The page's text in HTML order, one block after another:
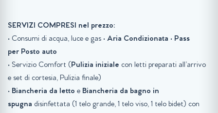
SERVIZI COMPRESI nel prezzo:
• Consumi di acqua, luce e gas • Aria Condizionata • Pass
per Posto auto
• Servizio Comfort (Pulizia iniziale con letti preparati all’arrivo
e set di cortesia, Pulizia finale)
• Biancheria da letto e Biancheria da bagno in
spugna disinfettata (1 telo grande, 1 telo viso, 1 telo bidet) con